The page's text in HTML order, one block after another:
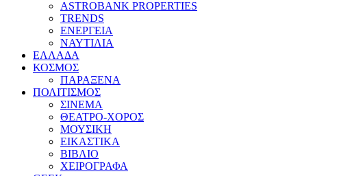
ASTROBANK PROPERTIES
TRENDS
ΕΝΕΡΓΕΙΑ
ΝΑΥΤΙΛΙΑ
ΕΛΛΑΔΑ
ΚΟΣΜΟΣ
ΠΑΡΑΞΕΝΑ
ΠΟΛΙΤΙΣΜΟΣ
ΣΙΝΕΜΑ
ΘΕΑΤΡΟ-ΧΟΡΟΣ
ΜΟΥΣΙΚΗ
ΕΙΚΑΣΤΙΚΑ
ΒΙΒΛΙΟ
ΧΕΙΡΟΓΡΑΦΑ